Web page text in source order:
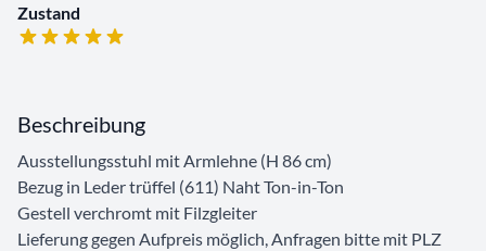
Zustand
Beschreibung
Ausstellungsstuhl mit Armlehne (H 86 cm)
Bezug in Leder trüffel (611) Naht Ton-in-Ton
Gestell verchromt mit Filzgleiter
Lieferung gegen Aufpreis möglich, Anfragen bitte mit PLZ